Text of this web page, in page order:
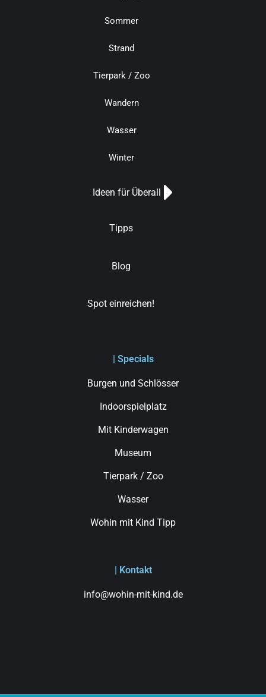
Sommer
Strand
Tierpark / Zoo
Wandern
Wasser
Winter
Ideen für Überall
Tipps
Blog
Spot einreichen!
| Specials
Burgen und Schlösser
Indoorspielplatz
Mit Kinderwagen
Museum
Tierpark / Zoo
Wasser
Wohin mit Kind Tipp
| Kontakt
info@wohin-mit-kind.de